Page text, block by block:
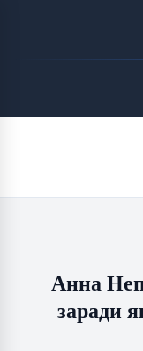
Анна
заради